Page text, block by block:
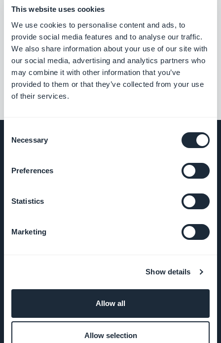
This website uses cookies
We use cookies to personalise content and ads, to
provide social media features and to analyse our traffic.
We also share information about your use of our site with
our social media, advertising and analytics partners who
may combine it with other information that you’ve
provided to them or that they’ve collected from your use
of their services.
Selection
Necessary
Preferences
Statistics
Marketing
Show details
Allow all
Allow selection
Extensões
relacionadas
EMPRESA
Sobre nós
incrível
Studio